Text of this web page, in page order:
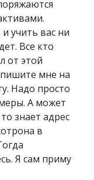
учить вас ни
Все кто
от этой
мне на
Надо просто
А может
знает адрес
в
Я сам приму